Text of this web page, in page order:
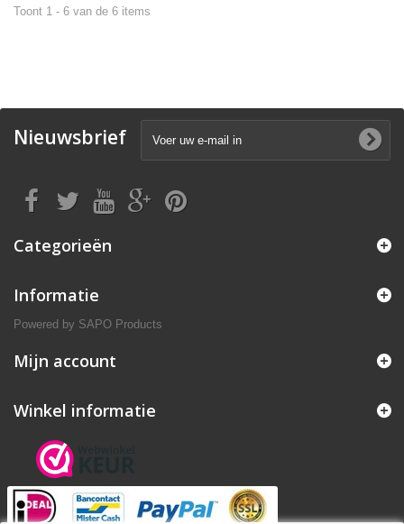
Toont 1 - 6 van de 6 items
Nieuwsbrief
Categorieën
Informatie
Powered by SAPO Products
Mijn account
Winkel informatie